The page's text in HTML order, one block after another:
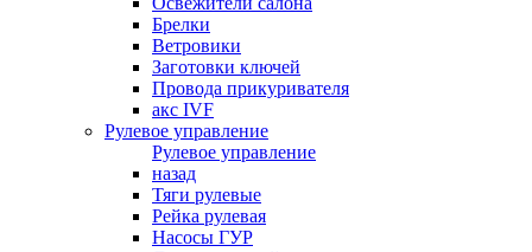
Брелки
Ветровики
Заготовки ключей
Провода прикуривателя
акс IVF
Рулевое управление
Рулевое управление
назад
Тяги рулевые
Рейка рулевая
Насосы ГУР